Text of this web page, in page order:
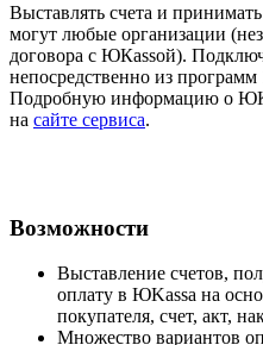
Выставлять счета и
могут любые организации
договора с ЮКаssой).
непосредственно из
Подробную информацию о
на сайте сервиса.
Возможности
Выставление счетов,
оплату в ЮKassa на
покупателя, счет, акт,
Множество вариантов